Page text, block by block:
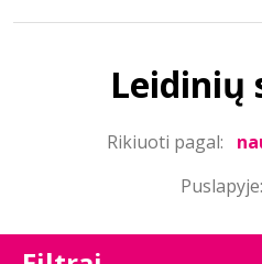
Leidinių
Rikiuoti pagal:
Puslapyje: